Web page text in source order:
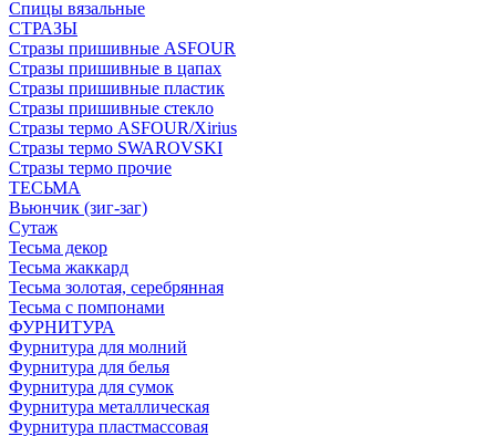
Спицы вязальные
СТРАЗЫ
Стразы пришивные ASFOUR
Стразы пришивные в цапах
Стразы пришивные пластик
Стразы пришивные стекло
Стразы термо ASFOUR/Xirius
Стразы термо SWAROVSKI
Стразы термо прочие
ТЕСЬМА
Вьюнчик (зиг-заг)
Сутаж
Тесьма декор
Тесьма жаккард
Тесьма золотая, серебрянная
Тесьма с помпонами
ФУРНИТУРА
Фурнитура для молний
Фурнитура для белья
Фурнитура для сумок
Фурнитура металлическая
Фурнитура пластмассовая